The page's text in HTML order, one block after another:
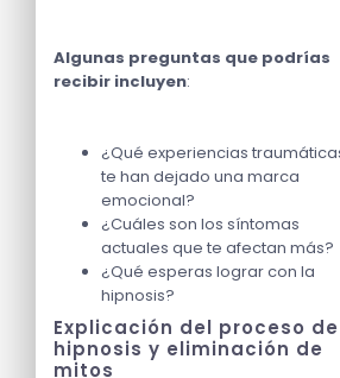
Algunas preguntas que podrías
recibir incluyen:
¿Qué experiencias
te han dejado una marca
emocional?
¿Cuáles son los síntomas
actuales que te afectan más?
¿Qué esperas lograr con la
hipnosis?
Explicación del proceso de
hipnosis y eliminación de
mitos